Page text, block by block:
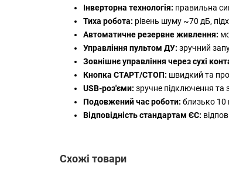
Інверторна технологія: правильна
Тиха робота: рівень шуму ~70 дБ,
Автоматичне резервне живлення:
Управління пультом ДУ: зручний
Зовнішнє управління через сухі
Кнопка СТАРТ/СТОП: швидкий та
USB-роз'єми: зручне підключення та
Подовжений час роботи: близько 10
Відповідність стандартам ЄС:
Схожі товари